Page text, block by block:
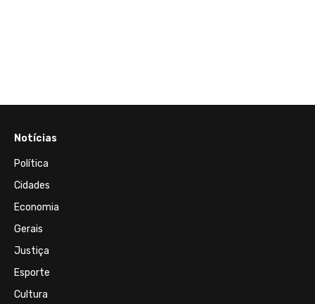
Notícias
Política
Cidades
Economia
Gerais
Justiça
Esporte
Cultura